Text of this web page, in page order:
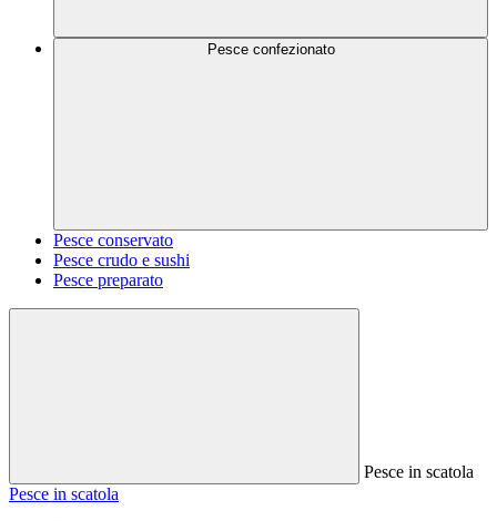
Pesce confezionato
Pesce conservato
Pesce crudo e sushi
Pesce preparato
Pesce in scatola
Pesce in scatola